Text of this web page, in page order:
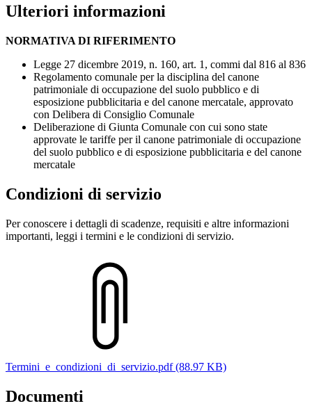
Ulteriori informazioni
NORMATIVA DI RIFERIMENTO
Legge 27 dicembre 2019, n. 160, art. 1, commi dal 816 al 836
Regolamento comunale per la disciplina del canone
patrimoniale di occupazione del suolo pubblico e di
esposizione pubblicitaria e del canone mercatale, approvato
con Delibera di Consiglio Comunale
Deliberazione di Giunta Comunale con cui sono state
approvate le tariffe per il canone patrimoniale di occupazione
del suolo pubblico e di esposizione pubblicitaria e del canone
mercatale
Condizioni di servizio
Per conoscere i dettagli di scadenze, requisiti e altre informazioni
importanti, leggi i termini e le condizioni di servizio.
Termini_e_condizioni_di_servizio.pdf (88.97 KB)
Documenti